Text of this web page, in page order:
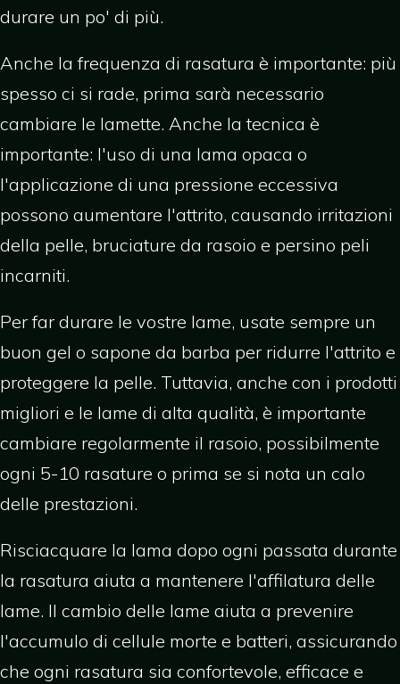
durare un po' di più.
Anche la frequenza di rasatura è importante: più
spesso ci si rade, prima sarà necessario
cambiare le lamette. Anche la tecnica è
importante: l'uso di una lama opaca o
l'applicazione di una pressione eccessiva
possono aumentare l'attrito, causando irritazioni
della pelle, bruciature da rasoio e persino peli
incarniti.
Per far durare le vostre lame, usate sempre un
buon gel o sapone da barba per ridurre l'attrito e
proteggere la pelle. Tuttavia, anche con i prodotti
migliori e le lame di alta qualità, è importante
cambiare regolarmente il rasoio, possibilmente
ogni 5-10 rasature o prima se si nota un calo
delle prestazioni.
Risciacquare la lama dopo ogni passata durante
la rasatura aiuta a mantenere l'affilatura delle
lame. Il cambio delle lame aiuta a prevenire
l'accumulo di cellule morte e batteri, assicurando
che ogni rasatura sia confortevole, efficace e